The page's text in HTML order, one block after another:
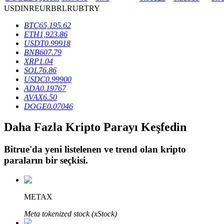
BTR Kilitleme
BTR sahiplerine özel yatırımlar
Krediler
Kripto destekli borçlanma hizmeti
USDINREURBRLRUBTRY
BTC65,195.62
ETH1,923.86
USDT0.99918
BNB607.79
XRP1.04
SOL76.86
USDC0.99900
ADA0.19767
AVAX6.50
DOGE0.07046
Daha Fazla Kripto Parayı Keşfedin
Bitrue'da yeni listelenen ve trend olan kripto
paraların bir seçkisi.
METAX
Meta tokenized stock (xStock)